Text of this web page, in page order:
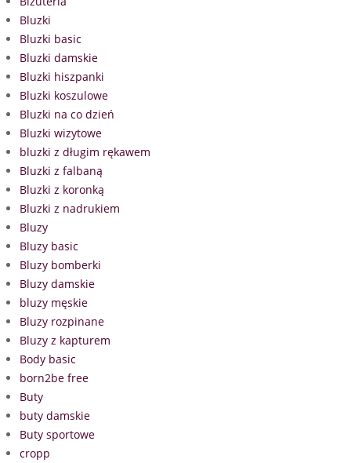
Bluzki
Bluzki basic
Bluzki damskie
Bluzki hiszpanki
Bluzki koszulowe
Bluzki na co dzień
Bluzki wizytowe
bluzki z długim rękawem
Bluzki z falbaną
Bluzki z koronką
Bluzki z nadrukiem
Bluzy
Bluzy basic
Bluzy bomberki
Bluzy damskie
bluzy męskie
Bluzy rozpinane
Bluzy z kapturem
Body basic
born2be free
Buty
buty damskie
Buty sportowe
cropp